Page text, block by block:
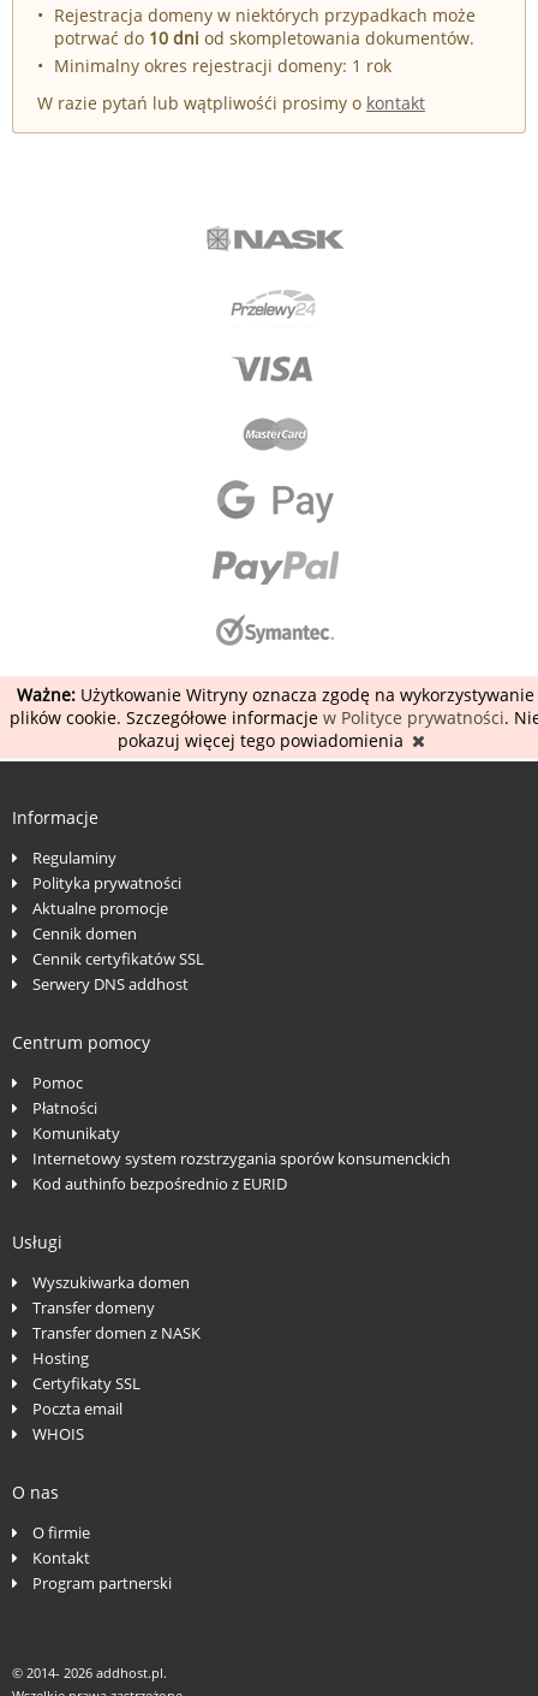
Rejestracja domeny w niektórych przypadkach może
potrwać do 10 dni od skompletowania dokumentów.
Minimalny okres rejestracji domeny: 1 rok
W razie pytań lub wątpliwośći prosimy o kontakt
Ważne:Użytkowanie Witryny oznacza zgodę na wykorzystywanie
plików cookie. Szczegółowe informacje w Polityce prywatności.
pokazuj więcej tego powiadomienia
Informacje
Regulaminy
Polityka prywatności
Aktualne promocje
Cennik domen
Cennik certyfikatów SSL
Serwery DNS addhost
Centrum pomocy
Pomoc
Płatności
Komunikaty
Internetowy system rozstrzygania sporów konsumenckich
Kod authinfo bezpośrednio z EURID
Usługi
Wyszukiwarka domen
Transfer domeny
Transfer domen z NASK
Hosting
Certyfikaty SSL
Poczta email
WHOIS
O nas
O firmie
Kontakt
Program partnerski
© 2014- 2026 addhost.pl.